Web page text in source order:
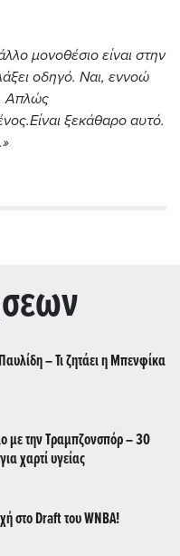
μονοθέσιο είναι στην
οδηγό. Ναι, εννοώ
Απλώς
Είναι ξεκάθαρο αυτό.
»
– Τι ζητάει η Μπενφίκα
με την Τραμπζονσπόρ – 30
χαρτί υγείας
στο Draft του WNBA!